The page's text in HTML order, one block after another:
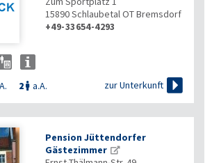
15890Schlaubetal OT Bremsdorf
+49-33654-4293
2  a.A. zur Unterkunft 
Pension Jüttendorfer
Gästezimmer